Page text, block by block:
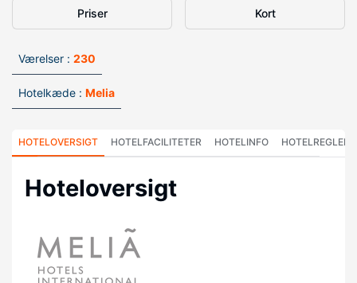
Priser Kort
Værelser : 230
Hotelkæde : Melia
HOTELOVERSIGT HOTELFACILITETER HOTELINFO HOTELREGLER
Hoteloversigt